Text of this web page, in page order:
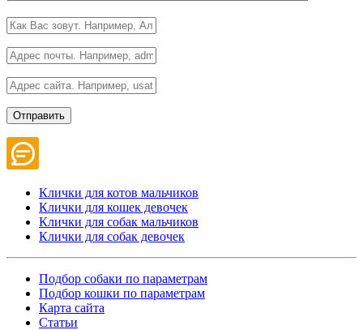
Клички для котов мальчиков
Клички для кошек девочек
Клички для собак мальчиков
Клички для собак девочек
Подбор собаки по параметрам
Подбор кошки по параметрам
Карта сайта
Статьи